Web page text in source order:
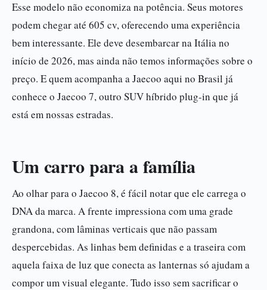
Esse modelo não economiza na potência. Seus motores
podem chegar até 605 cv, oferecendo uma experiência
bem interessante. Ele deve desembarcar na Itália no
início de 2026, mas ainda não temos informações sobre o
preço. E quem acompanha a Jaecoo aqui no Brasil já
conhece o Jaecoo 7, outro SUV híbrido plug-in que já
está em nossas estradas.
Um carro para a família
Ao olhar para o Jaecoo 8, é fácil notar que ele carrega o
DNA da marca. A frente impressiona com uma grade
grandona, com lâminas verticais que não passam
despercebidas. As linhas bem definidas e a traseira com
aquela faixa de luz que conecta as lanternas só ajudam a
compor um visual elegante. Tudo isso sem sacrificar o